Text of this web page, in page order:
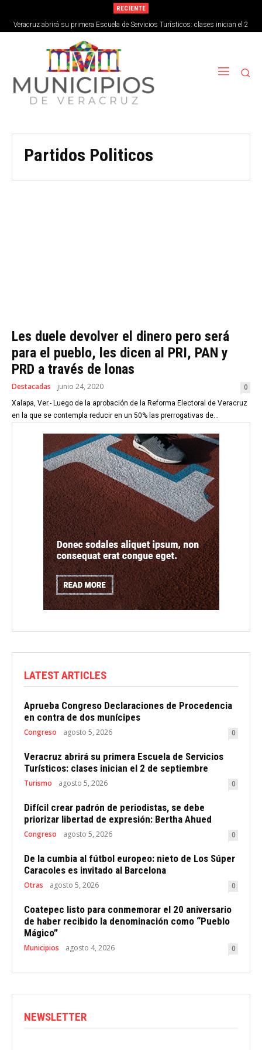
RECIENTE
Veracruz abrirá su primera Escuela de Servicios Turísticos: clases inician el 2
de septiembre
Partidos Politicos
Les duele devolver el dinero pero será
para el pueblo, les dicen al PRI, PAN y
PRD a través de lonas
Destacadas junio 24, 2020 0
Xalapa, Ver.- Luego de la aprobación de la Reforma Electoral de Veracruz
en la que se contempla reducir en un 50% las prerrogativas de...
LATEST ARTICLES
Aprueba Congreso Declaraciones de Procedencia
en contra de dos munícipes
Congreso agosto 5, 2026 0
Veracruz abrirá su primera Escuela de Servicios
Turísticos: clases inician el 2 de septiembre
Turismo agosto 5, 2026 0
Difícil crear padrón de periodistas, se debe
priorizar libertad de expresión: Bertha Ahued
Congreso agosto 5, 2026 0
De la cumbia al fútbol europeo: nieto de Los Súper
Caracoles es invitado al Barcelona
Otras agosto 5, 2026 0
Coatepec listo para conmemorar el 20 aniversario
de haber recibido la denominación como “Pueblo
Mágico”
Municipios agosto 4, 2026 0
NEWSLETTER